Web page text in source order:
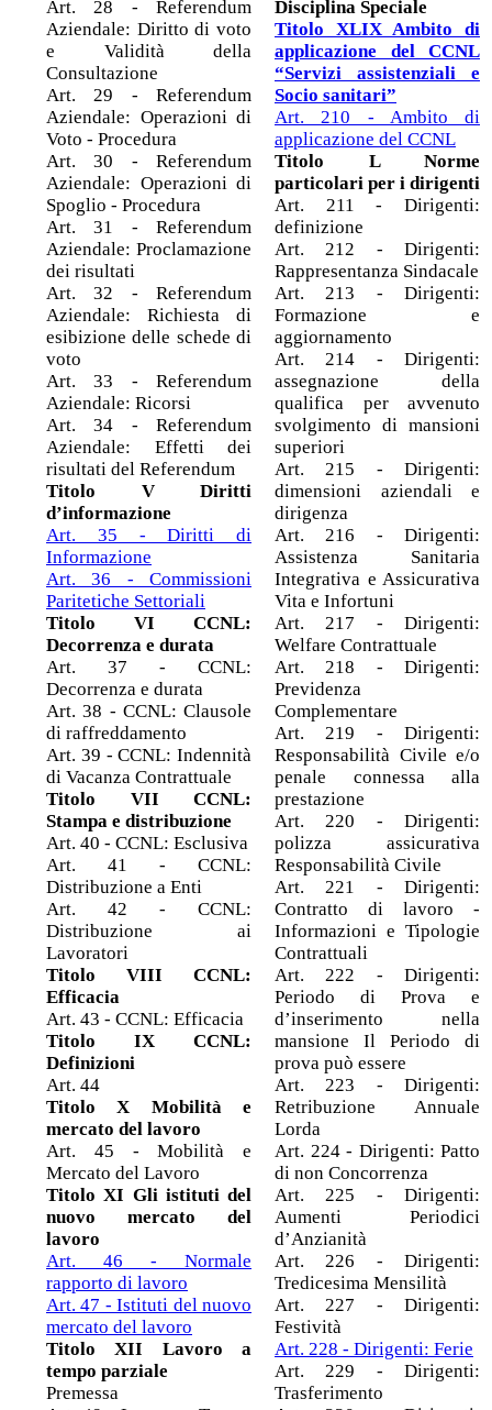
Art. 28 - Referendum
Aziendale: Diritto di voto
e Validità della
Consultazione
Art. 29 - Referendum
Aziendale: Operazioni di
Voto - Procedura
Art. 30 - Referendum
Aziendale: Operazioni di
Spoglio - Procedura
Art. 31 - Referendum
Aziendale: Proclamazione
dei risultati
Art. 32 - Referendum
Aziendale: Richiesta di
esibizione delle schede di
voto
Art. 33 - Referendum
Aziendale: Ricorsi
Art. 34 - Referendum
Aziendale: Effetti dei
risultati del Referendum
Titolo V Diritti
d’informazione
Art. 35 - Diritti di
Informazione
Art. 36 - Commissioni
Paritetiche Settoriali
Titolo VI CCNL:
Decorrenza e durata
Art. 37 - CCNL:
Decorrenza e durata
Art. 38 - CCNL: Clausole
di raffreddamento
Art. 39 - CCNL: Indennità
di Vacanza Contrattuale
Titolo VII CCNL:
Stampa e distribuzione
Art. 40 - CCNL: Esclusiva
Art. 41 - CCNL:
Distribuzione a Enti
Art. 42 - CCNL:
Distribuzione ai
Lavoratori
Titolo VIII CCNL:
Efficacia
Art. 43 - CCNL: Efficacia
Titolo IX CCNL:
Definizioni
Art. 44
Titolo X Mobilità e
mercato del lavoro
Art. 45 - Mobilità e
Mercato del Lavoro
Titolo XI Gli istituti del
nuovo mercato del
lavoro
Art. 46 - Normale
rapporto di lavoro
Art. 47 - Istituti del nuovo
mercato del lavoro
Titolo XII Lavoro a
tempo parziale
Premessa
Disciplina Speciale
Titolo XLIX Ambito di
applicazione del CCNL
“Servizi assistenziali e
Socio sanitari”
Art. 210 - Ambito di
applicazione del CCNL
Titolo L Norme
particolari per i dirigenti
Art. 211 - Dirigenti:
definizione
Art. 212 - Dirigenti:
Rappresentanza Sindacale
Art. 213 - Dirigenti:
Formazione e
aggiornamento
Art. 214 - Dirigenti:
assegnazione della
qualifica per avvenuto
svolgimento di mansioni
superiori
Art. 215 - Dirigenti:
dimensioni aziendali e
dirigenza
Art. 216 - Dirigenti:
Assistenza Sanitaria
Integrativa e Assicurativa
Vita e Infortuni
Art. 217 - Dirigenti:
Welfare Contrattuale
Art. 218 - Dirigenti:
Previdenza
Complementare
Art. 219 - Dirigenti:
Responsabilità Civile e/o
penale connessa alla
prestazione
Art. 220 - Dirigenti:
polizza assicurativa
Responsabilità Civile
Art. 221 - Dirigenti:
Contratto di lavoro -
Informazioni e Tipologie
Contrattuali
Art. 222 - Dirigenti:
Periodo di Prova e
d’inserimento nella
mansione Il Periodo di
prova può essere
Art. 223 - Dirigenti:
Retribuzione Annuale
Lorda
Art. 224 - Dirigenti: Patto
di non Concorrenza
Art. 225 - Dirigenti:
Aumenti Periodici
d’Anzianità
Art. 226 - Dirigenti:
Tredicesima Mensilità
Art. 227 - Dirigenti:
Festività
Art. 228 - Dirigenti: Ferie
Art. 229 - Dirigenti:
Trasferimento